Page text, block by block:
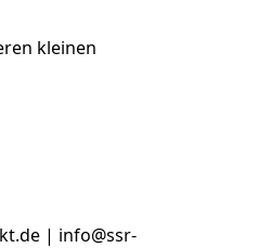
kleinen
| info@ssr-